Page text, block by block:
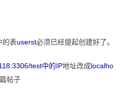
的表userst必须已经提起创建好了。
test中的IP地址改成localho
帖子